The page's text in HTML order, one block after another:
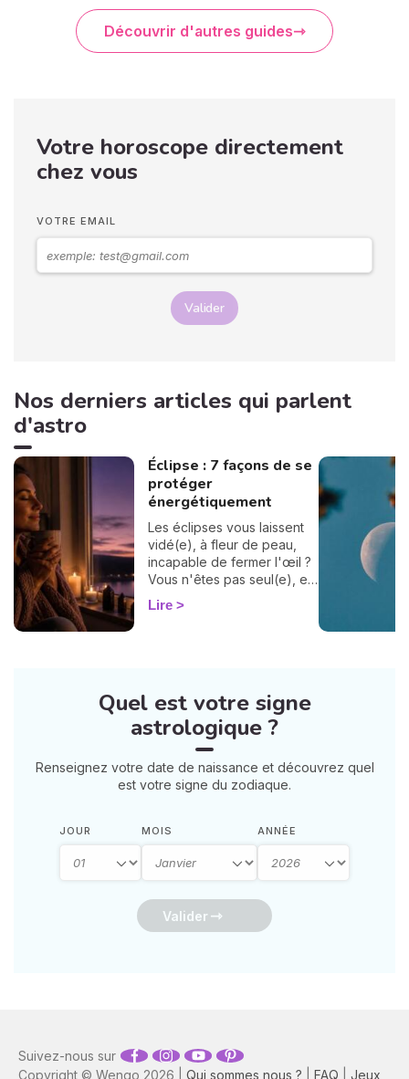
Découvrir d'autres guides
Votre horoscope directement
chez vous
VOTRE EMAIL
Valider
Nos derniers articles qui parlent
d'astro
Éclipse : 7 façons de se
protéger
énergétiquement
Les éclipses vous laissent
vidé(e), à fleur de peau,
incapable de fermer l'œil ?
Vous n'êtes pas seul(e), et
surtout : ça se traverse en
douceur. Voici 7 gestes
intérieur. 🛡️🌒
Lire
Quel est votre signe
astrologique ?
Renseignez votre date de naissance et découvrez quel
est votre signe du zodiaque.
JOUR MOIS ANNÉE
Valider
Copyright © Wengo 2026 | Qui sommes nous ? FAQ Jeux
Suivez-nous sur